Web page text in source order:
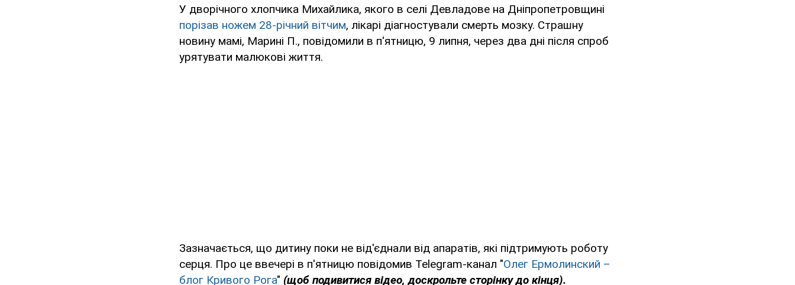
У дворічного хлопчика Михайлика, якого в селі Девладове на Дніпропетровщині
порізав ножем 28-річний вітчим, лікарі діагностували смерть мозку. Страшну
новину мамі, Марині П., повідомили в п'ятницю, 9 липня, через два дні після спроб
урятувати малюкові життя.
Зазначається, що дитину поки не від'єднали від апаратів, які підтримують роботу
серця. Про це ввечері в п'ятницю повідомив Telegram-канал "Олег Ермолинский –
блог Кривого Рога" (щоб подивитися відео, доскрольте сторінку до кінця).